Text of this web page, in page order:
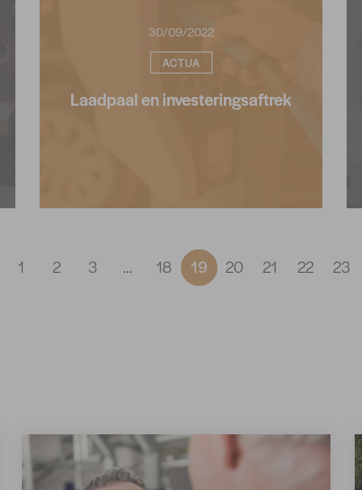
1 2 3 ... 18 19(current)
20 21 22 23
30/09/2022
ACTUA
Laadpaal en investeringsaftrek
1 2 3 ... 18 19(current)
20 21 22 23